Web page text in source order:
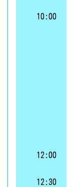
10:00
12:00
12:30